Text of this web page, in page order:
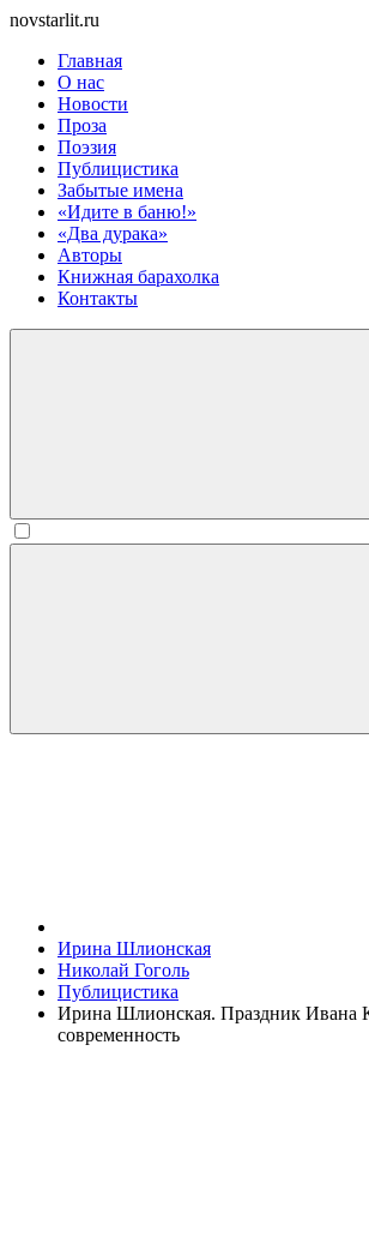
novstarlit.ru
Главная
О нас
Новости
Проза
Поэзия
Публицистика
Забытые имена
«Идите в баню!»
«Два дурака»
Авторы
Книжная барахолка
Контакты
Ирина Шлионская
Николай Гоголь
Публицистика
Ирина Шлионская. Праздник Ивана
современность